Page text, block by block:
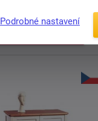
Podrobné nastavení